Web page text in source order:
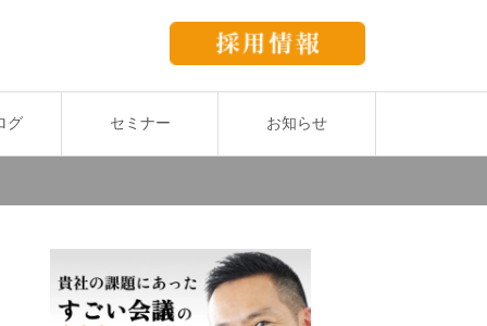
グ セミナー お知らせ